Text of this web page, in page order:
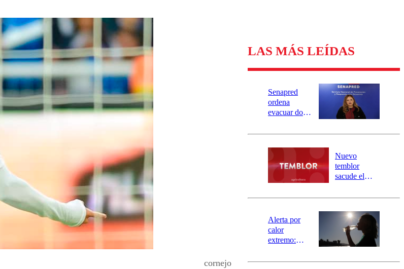
cornejo
LAS MÁS LEÍDAS
Senapred
ordena
evacuar dos
Carahue por
río Damas:
activa
mensajería
SAE
Nuevo
temblor
sacude el
revisa la
epicentro
Alerta por
calor
extremo:
activa Alerta